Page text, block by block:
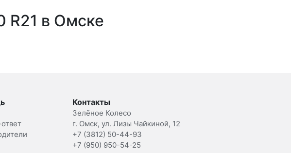
R21 в Омске
Контакты
Зелёное Колесо
г. Омск, ул. Лизы Чайкиной, 12
+7 (3812) 50-44-93
+7 (950) 950-54-25